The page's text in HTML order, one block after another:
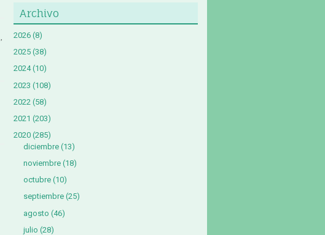
Archivo
2026 (8)
2025 (38)
2024 (10)
2023 (108)
2022 (58)
2021 (203)
2020 (285)
diciembre (13)
noviembre (18)
octubre (10)
septiembre (25)
agosto (46)
julio (28)